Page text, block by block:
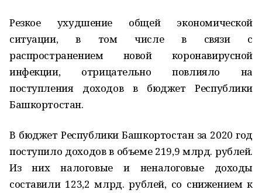
Резкое ухудшение общей экономической
ситуации, в том числе в связи с
распространением новой коронавирусной
инфекции, отрицательно повлияло на
поступления доходов в бюджет Республики
Башкортостан.
В бюджет Республики Башкортостан за 2020 год
поступило доходов в объеме 219,9 млрд. рублей.
Из них налоговые и неналоговые доходы
составили 123,2 млрд. рублей, со снижением к